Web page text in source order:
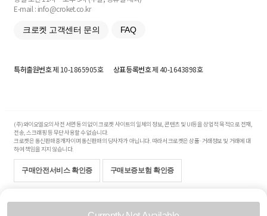
E-mail : info@croket.co.kr
크로켓 고객센터 문의 FAQ
특허출원번호제 10-1865905호 상표등록번호제 40-1643898호
(주)와이오엘오의 사전 서면 동의 없이 크로켓 사이트의 일체의 정보, 콘텐츠 및 UI등을 상업적 목적으로 전재,
전송, 스크래핑 등 무단 사용할 수 없습니다.
크로켓은 통신판매중개자이며 통신판매의 당사자가 아닙니다. 따라서 크로켓은 상품·거래정보 및 거래에 대
하여 책임을 지지 않습니다.
구매안전서비스 확인증 구매보증보험 확인증